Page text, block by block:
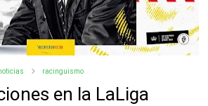
racinguismo
en la LaLiga